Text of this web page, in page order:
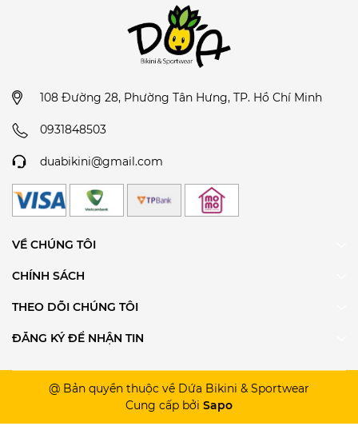
108 Đường 28, Phường Tân Hưng, TP. Hồ Chí Minh
0931848503
duabikini@gmail.com
VỀ CHÚNG TÔI
CHÍNH SÁCH
THEO DÕI CHÚNG TÔI
ĐĂNG KÝ ĐỂ NHẬN TIN
@ Bản quyền thuộc về Dứa Bikini & Sportwear
Cung cấp bởi Sapo